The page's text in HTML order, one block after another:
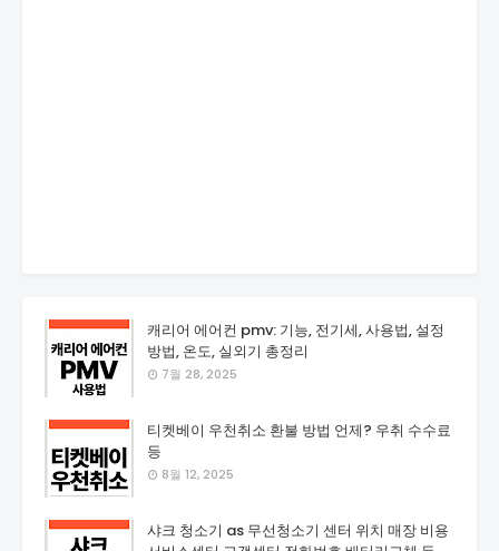
캐리어 에어컨 pmv: 기능, 전기세, 사용법, 설정
방법, 온도, 실외기 총정리
7월 28, 2025
티켓베이 우천취소 환불 방법 언제? 우취 수수료
등
8월 12, 2025
샤크 청소기 as 무선청소기 센터 위치 매장 비용